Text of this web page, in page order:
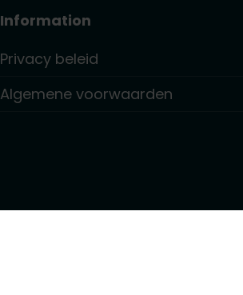
Information
Privacy beleid
Algemene voorwaarden